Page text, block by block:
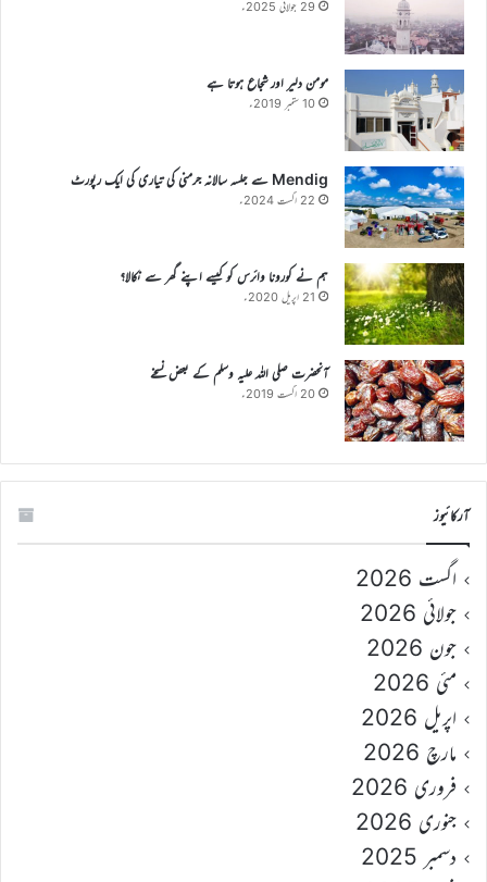
29 جولائی 2025ء
مومن دلیر اور شجاع ہوتا ہے
10 ستمبر 2019ء
Mendig سے جلسہ سالانہ جرمنی کی تیاری کی ایک رپورٹ
22 اگست 2024ء
ہم نے کورونا وائرس کو کیسے اپنے گھر سے نکالا؟
21 اپریل 2020ء
آنحضرت صلی اللہ علیہ وسلم کے بعض نسخے
20 اگست 2019ء
آرکائیوز
اگست 2026
جولائی 2026
جون 2026
مئی 2026
اپریل 2026
مارچ 2026
فروری 2026
جنوری 2026
دسمبر 2025